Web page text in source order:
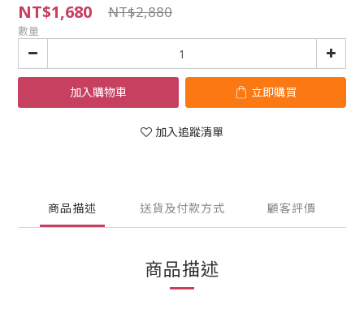
NT$1,680 NT$2,880
數量
加入購物車 立即購買
加入追蹤清單
商品描述 送貨及付款方式 顧客評價
商品描述